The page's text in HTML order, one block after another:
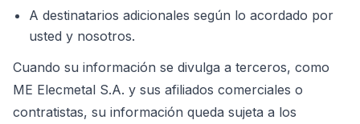
A destinatarios adicionales según lo acordado por
usted y nosotros.
Cuando su información se divulga a terceros, como
ME Elecmetal S.A. y sus afiliados comerciales o
contratistas, su información queda sujeta a los